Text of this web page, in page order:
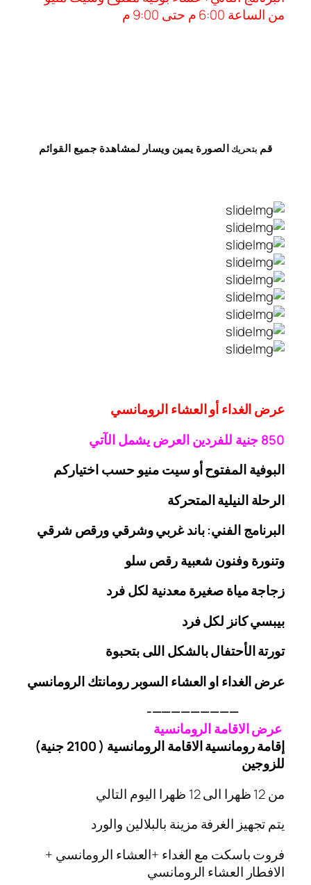
من الساعة 6:00
م حتى 9:00 م
قم بتحريك الصورة يمين ويسار لمشاهدة جميع القوائم
عرض الغداء أو العشاء الرومانسي
850 جنية للفردينالعرض يشمل الآتي
البوفيةالمفتوحأو سيت منيو حسب اختياركم
الرحلةالنيلية المتحركة
البرنامج الفني: باند غربي وشرقيورقصشرقي
وتنورة وفنون شعبيةرقصسلو
زجاجةمياة صغيرة معدنية لكل فرد
بيبسي كانز لكل فرد
تورتة الأحتفال بالشكل اللى بتحبوة
عرض الغداء او العشاء السوبر رومانتك الرومانسي
—————————-
عرض الاقامة الرومانسية
إقامة رومانسية الاقامة الرومانسية ( 2100 جنية)
للزوجين
من 12 ظهرا الى 12 ظهرا اليوم التالي
يتم تجهيز الغرفة مزينة بالبلالين والورد
فروت باسكت مع الغداء +العشاء الرومانسي +
الافطار العشاء الرومانسي